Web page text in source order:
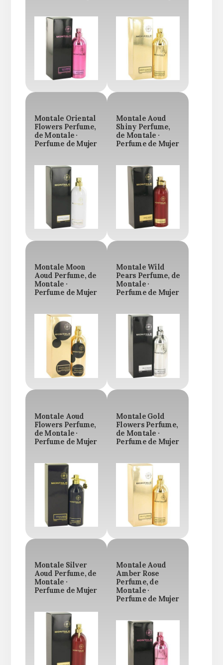
Montale Oriental
Flowers Perfume,
de Montale ·
Perfume de Mujer
Montale Aoud
Shiny Perfume,
de Montale ·
Perfume de Mujer
Montale Moon
Aoud Perfume, de
Montale ·
Perfume de Mujer
Montale Wild
Pears Perfume, de
Montale ·
Perfume de Mujer
Montale Aoud
Flowers Perfume,
de Montale ·
Perfume de Mujer
Montale Gold
Flowers Perfume,
de Montale ·
Perfume de Mujer
Montale Silver
Aoud Perfume, de
Montale ·
Perfume de Mujer
Montale Aoud
Amber Rose
Perfume, de
Montale ·
Perfume de Mujer